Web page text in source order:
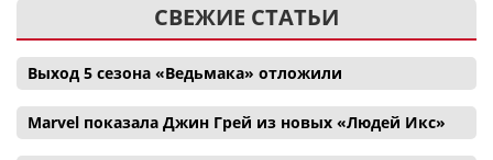
СВЕЖИЕ СТАТЬИ
Выход 5 сезона «Ведьмака» отложили
Marvel показала Джин Грей из новых «Людей Икс»